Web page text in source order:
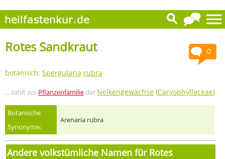
0
Rotes Sandkraut
botanisch: Spergularia rubra
... zählt zur Pflanzenfamilie der Nelkengewächse (Caryophyllaceae)
Botanische
Synonyme:
Arenaria rubra
Andere volkstümliche Namen für Rotes